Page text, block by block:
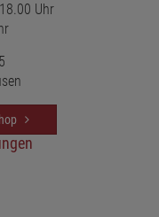
Uhr